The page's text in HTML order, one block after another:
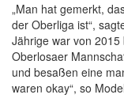
„Man hat gemerkt,
der Oberliga ist“,
Jährige war von
Oberlosaer
und besaßen eine
waren okay“, so